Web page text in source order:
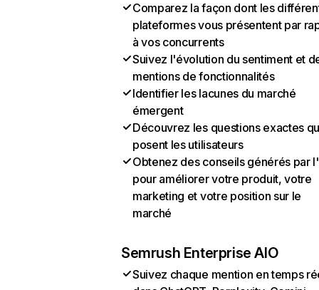
Comparez la façon dont les
plateformes vous présentent par
à vos concurrents
Suivez l'évolution du sentiment et
mentions de fonctionnalités
Identifier les lacunes du marché
émergent
Découvrez les questions exactes
posent les utilisateurs
Obtenez des conseils générés par
pour améliorer votre produit, votre
marketing et votre position sur le
marché
Semrush Enterprise AIO
Suivez chaque mention en temps